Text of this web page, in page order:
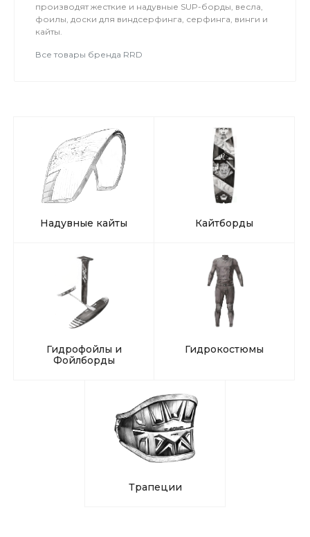
производят жесткие и надувные SUP-борды, весла,
фоилы, доски для виндсерфинга, серфинга, винги и
кайты.
Все товары бренда RRD
Надувные кайты Кайтборды
Гидрофойлы и
Фойлборды
Гидрокостюмы
Трапеции